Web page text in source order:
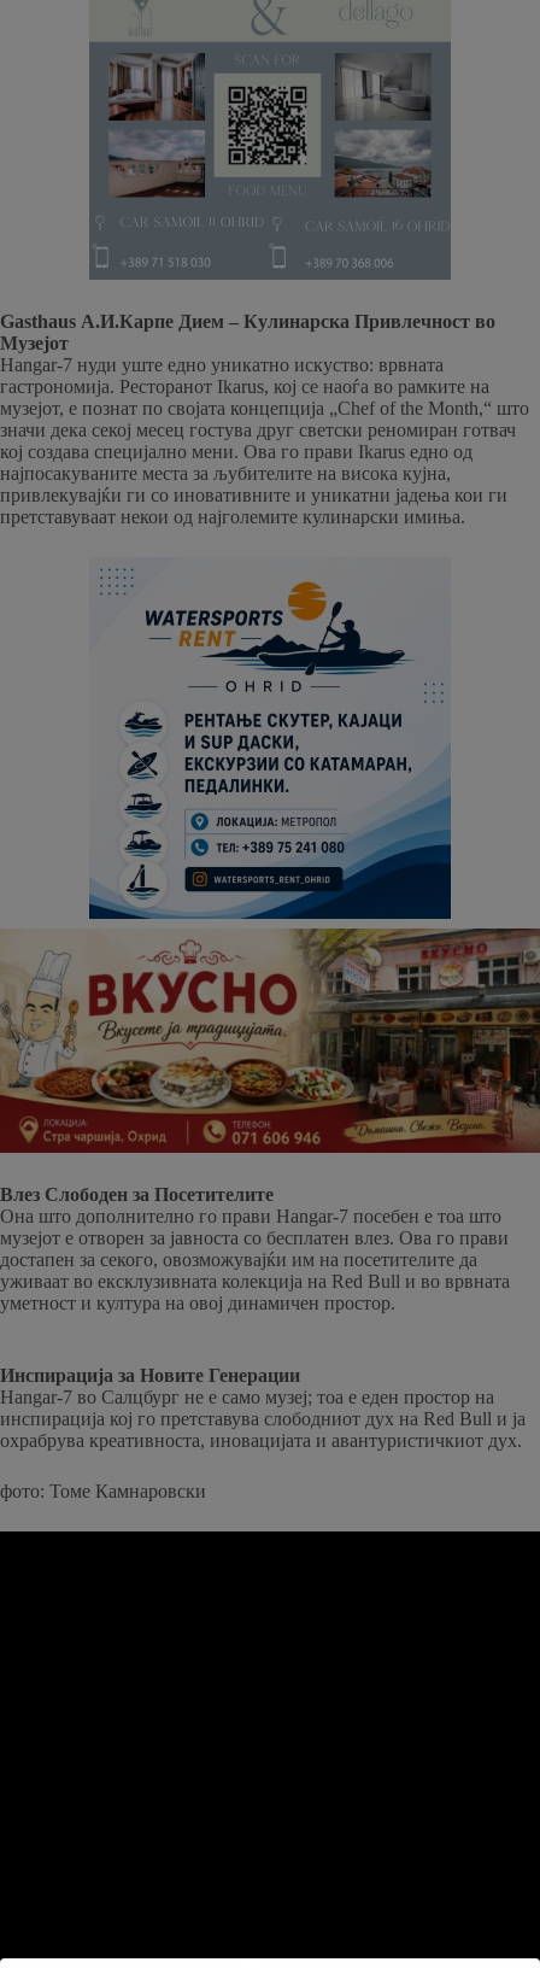
Gasthaus А.И.Карпе Дием – Кулинарска Привлечност во
Музејот
Hangar-7 нуди уште едно уникатно искуство: врвната
гастрономија. Ресторанот Ikarus, кој се наоѓа во рамките на
музејот, е познат по својата концепција „Chef of the Month,“ што
значи дека секој месец гостува друг светски реномиран готвач
кој создава специјално мени. Ова го прави Ikarus едно од
најпосакуваните места за љубителите на висока кујна,
привлекувајќи ги со иновативните и уникатни јадења кои ги
претставуваат некои од најголемите кулинарски имиња.
Влез Слободен за Посетителите
Она што дополнително го прави Hangar-7 посебен е тоа што
музејот е отворен за јавноста со бесплатен влез. Ова го прави
достапен за секого, овозможувајќи им на посетителите да
уживаат во ексклузивната колекција на Red Bull и во врвната
уметност и култура на овој динамичен простор.
Инспирација за Новите Генерации
Hangar-7 во Салцбург не е само музеј; тоа е еден простор на
инспирација кој го претставува слободниот дух на Red Bull и ја
охрабрува креативноста, иновацијата и авантуристичкиот дух.
фото: Томе Камнаровски